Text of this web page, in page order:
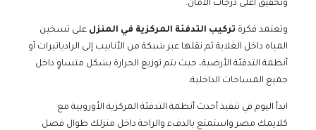
وتحقيق أعلى درجات الأمان.
وتعتمد فكرة تركيب التدفئة المركزية في المنزل على تسخين
المياه داخل الغلاية ثم نقلها عبر شبكة من الأنابيب إلى الرادياتيرات أو
أنظمة التدفئة الأرضية، حيث يتم توزيع الحرارة بشكل متساوٍ داخل
جميع المساحات الداخلية.
ابدأ اليوم في تنفيذ أحدث أنظمة التدفئة المركزية الأوروبية مع
كلايمك مصر واستمتع بالدفء والراحة داخل منزلك طوال فصل